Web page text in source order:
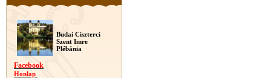
Budai Ciszterci
Szent Imre
Plébánia
Facebook
Honlap